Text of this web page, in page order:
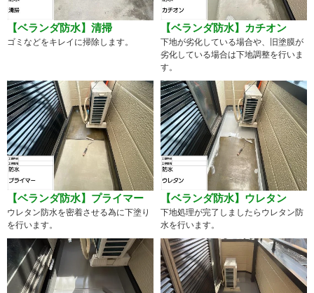
【ベランダ防水】清掃
ゴミなどをキレイに掃除します。
【ベランダ防水】カチオン
下地が劣化している場合や、旧塗膜が
劣化している場合は下地調整を行いま
す。
【ベランダ防水】プライマー
ウレタン防水を密着させる為に下塗り
を行います。
【ベランダ防水】ウレタン
下地処理が完了しましたらウレタン防
水を行います。